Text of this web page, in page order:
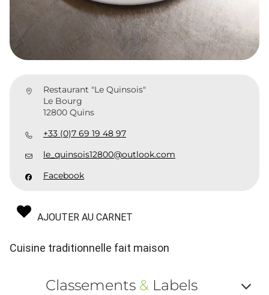
Restaurant "Le Quinsois"
Le Bourg
12800 Quins
+33 (0)7 69 19 48 97
le_quinsois12800@outlook.com
Facebook
AJOUTER AU CARNET
Cuisine traditionnelle fait maison
Classements & Labels